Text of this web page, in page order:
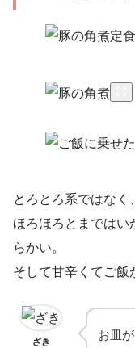
とろとろ系ではなく
ほろほろとまではい
らかい。
そして甘辛くてご飯
ざき
お皿